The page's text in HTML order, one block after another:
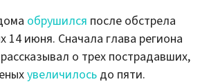
обрушился после обстрела
14 июня. Сначала глава региона
о трех пострадавших,
увеличилось до пяти.